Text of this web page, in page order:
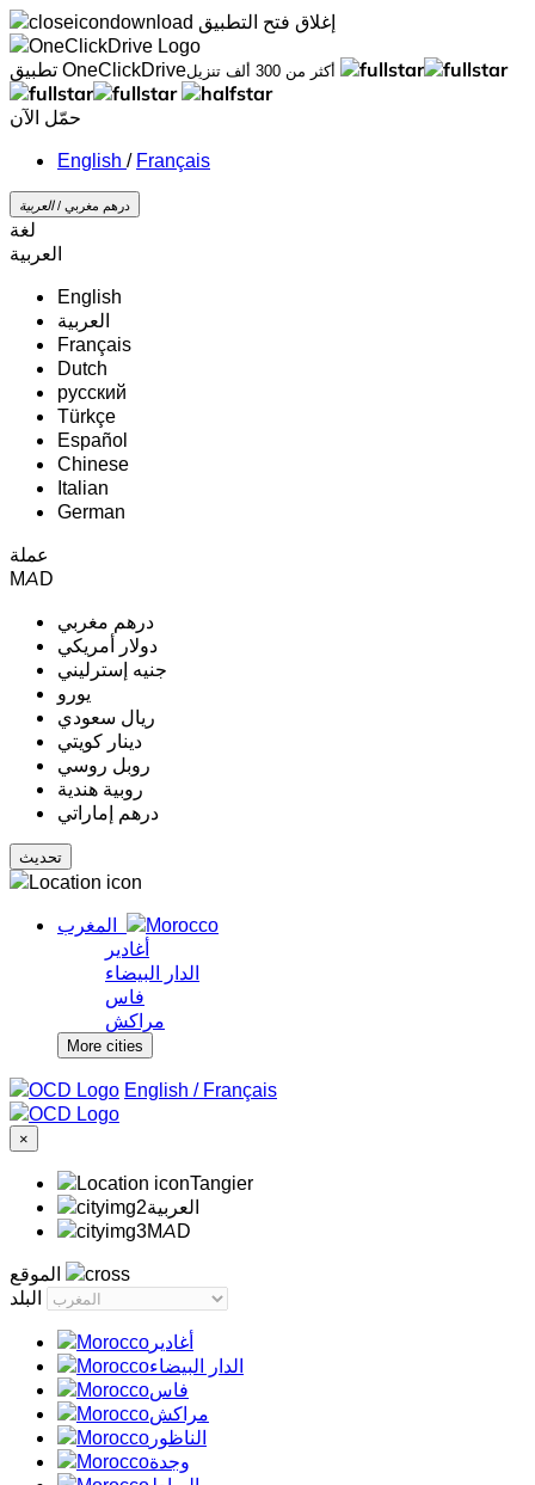
إغلاق فتح التطبيق
تطبيق OneClickDrive
أكثر من 300 ألف تنزيل
حمّل الآن
/ Français
درهم مغربي /‏العربية‏
لغة
‏العربية‏
English
‏العربية‏
Français
Dutch
русский
Türkçe
Español
Chinese
Italian
German
عملة
MAD
درهم مغربي
دولار أمريكي
جنيه إسترليني
يورو
ريال سعودي
دينار كويتي
روبل روسي
روبية هندية
درهم إماراتي
المغرب
أغادير
الدار البيضاء
فاس
مراكش
More cities
/ Français
×
Tangier
‏العربية‏
MAD
أغادير
الدار البيضاء
فاس
مراكش
الناظور
وجدة